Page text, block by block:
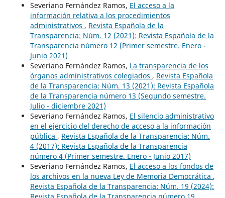
Severiano Fernández Ramos, El acceso a la
información relativa a los procedimientos
administrativos , Revista Española de la
Transparencia: Núm. 12 (2021): Revista Española de la
Transparencia número 12 (Primer semestre. Enero -
Junio 2021)
Severiano Fernández Ramos, La transparencia de los
órganos administrativos colegiados , Revista Española
de la Transparencia: Núm. 13 (2021): Revista Española
de la Transparencia número 13 (Segundo semestre.
Julio - diciembre 2021)
Severiano Fernández Ramos, El silencio administrativo
en el ejercicio del derecho de acceso a la información
pública , Revista Española de la Transparencia: Núm.
4 (2017): Revista Española de la Transparencia
número 4 (Primer semestre. Enero - Junio 2017)
Severiano Fernández Ramos, El acceso a los fondos de
los archivos en la nueva Ley de Memoria Democrática ,
Revista Española de la Transparencia: Núm. 19 (2024):